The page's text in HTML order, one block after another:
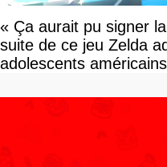
« Ça aurait pu signer
suite de ce jeu Zelda
adolescents